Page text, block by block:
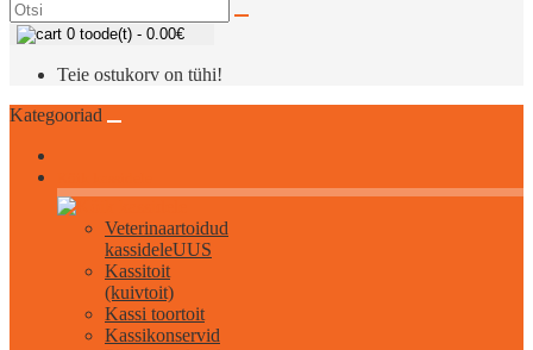
0 toode(t) - 0.00€
Teie ostukorv on tühi!
Kategooriad
Veterinaartoidud
kassideleUUS
Kassitoit
(kuivtoit)
Kassi toortoit
Kassikonservid